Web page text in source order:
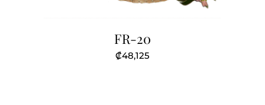
FR-20
₡48,125